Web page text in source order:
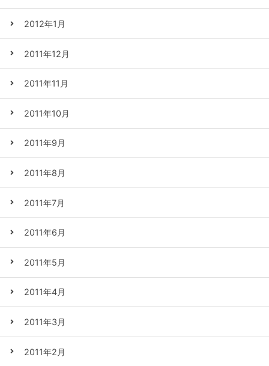
2012年1月
2011年12月
2011年11月
2011年10月
2011年9月
2011年8月
2011年7月
2011年6月
2011年5月
2011年4月
2011年3月
2011年2月